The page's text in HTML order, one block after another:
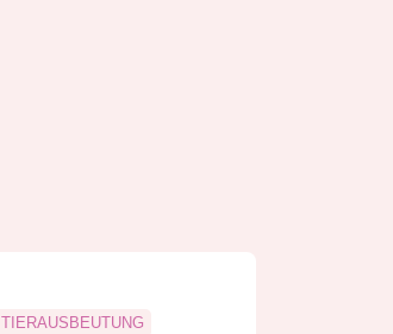
TIERAUSBEUTUNG